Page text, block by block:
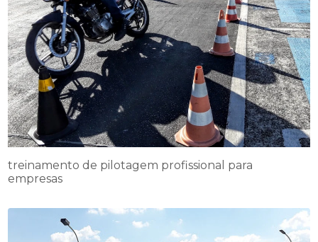
treinamento de pilotagem profissional para
empresas